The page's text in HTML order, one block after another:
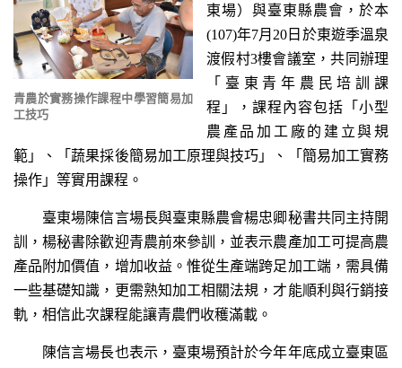
青農於實務操作課程中學習簡易加
工技巧
東場）與臺東縣農會，於本
(107)年7月20日於東遊季溫泉
渡假村3樓會議室，共同辦理
「臺東青年農民培訓課
程」，課程內容包括「小型
農產品加工廠的建立與規
範」、「蔬果採後簡易加工原理與技巧」、「簡易加工實務
操作」等實用課程。
臺東場陳信言場長與臺東縣農會楊忠卿秘書共同主持開
訓，楊秘書除歡迎青農前來參訓，並表示農產加工可提高農
產品附加價值，增加收益。惟從生產端跨足加工端，需具備
一些基礎知識，更需熟知加工相關法規，才能順利與行銷接
軌，相信此次課程能讓青農們收穫滿載。
陳信言場長也表示，臺東場預計於今年年底成立臺東區